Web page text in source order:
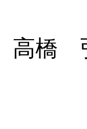
弘枝